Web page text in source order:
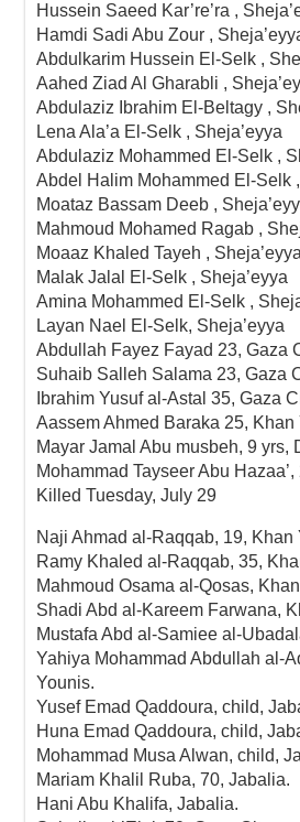
Hussein Saeed Kar’re’ra ,
Hamdi Sadi Abu Zour ,
Abdulkarim Hussein El-Selk ,
Aahed Ziad Al Gharabli ,
Abdulaziz Ibrahim El-Beltagy ,
Lena Ala’a El-Selk , Sheja’eyya
Abdulaziz Mohammed El-Selk ,
Abdel Halim Mohammed El-Selk
Moataz Bassam Deeb ,
Mahmoud Mohamed Ragab ,
Moaaz Khaled Tayeh , Sheja’eyya
Malak Jalal El-Selk , Sheja’eyya
Amina Mohammed El-Selk ,
Layan Nael El-Selk, Sheja’eyya
Abdullah Fayez Fayad 23, Gaza
Suhaib Salleh Salama 23, Gaza
Ibrahim Yusuf al-Astal 35, Gaza
Aassem Ahmed Baraka 25, Khan
Mayar Jamal Abu musbeh, 9 yrs,
Mohammad Tayseer Abu
Killed Tuesday, July 29
Naji Ahmad al-Raqqab, 19, Khan
Ramy Khaled al-Raqqab, 35,
Mahmoud Osama al-Qosas,
Shadi Abd al-Kareem Farwana,
Mustafa Abd al-Samiee al-
Yahiya Mohammad Abdullah al-
Younis.
Yusef Emad Qaddoura, child,
Huna Emad Qaddoura, child,
Mohammad Musa Alwan, child,
Mariam Khalil Ruba, 70, Jabalia.
Hani Abu Khalifa, Jabalia.